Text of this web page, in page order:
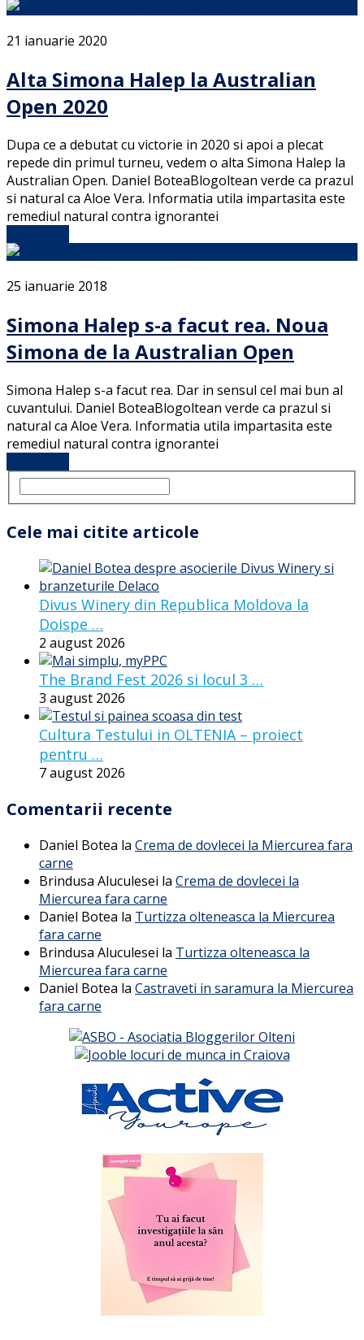
21 ianuarie 2020
Alta Simona Halep la Australian
Open 2020
Dupa ce a debutat cu victorie in 2020 si apoi a plecat
repede din primul turneu, vedem o alta Simona Halep la
Australian Open. Daniel BoteaBlogoltean verde ca prazul
si natural ca Aloe Vera. Informatia utila impartasita este
remediul natural contra ignorantei
25 ianuarie 2018
Simona Halep s-a facut rea. Noua
Simona de la Australian Open
Simona Halep s-a facut rea. Dar in sensul cel mai bun al
cuvantului. Daniel BoteaBlogoltean verde ca prazul si
natural ca Aloe Vera. Informatia utila impartasita este
remediul natural contra ignorantei
Cele mai citite articole
Divus Winery din Republica Moldova la
Doispe …
2 august 2026
The Brand Fest 2026 si locul 3 …
3 august 2026
Cultura Testului in OLTENIA – proiect
pentru …
7 august 2026
Comentarii recente
Daniel Botea la Crema de dovlecei la Miercurea fara
carne
Brindusa Aluculesei la Crema de dovlecei la
Miercurea fara carne
Daniel Botea la Turtizza olteneasca la Miercurea
fara carne
Brindusa Aluculesei la Turtizza olteneasca la
Miercurea fara carne
Daniel Botea la Castraveti in saramura la Miercurea
fara carne